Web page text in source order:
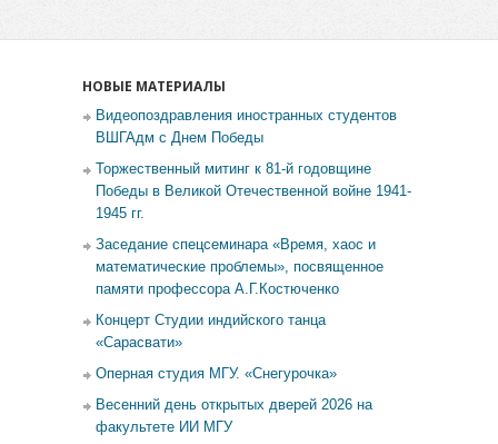
НОВЫЕ МАТЕРИАЛЫ
Видеопоздравления иностранных студентов
ВШГАдм с Днем Победы
Торжественный митинг к 81-й годовщине
Победы в Великой Отечественной войне 1941-
1945 гг.
Заседание спецсеминара «Время, хаос и
математические проблемы», посвященное
памяти профессора А.Г.Костюченко
Концерт Студии индийского танца
«Сарасвати»
Оперная студия МГУ. «Снегурочка»
Весенний день открытых дверей 2026 на
факультете ИИ МГУ